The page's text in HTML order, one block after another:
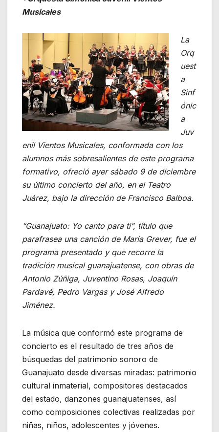
Musicales
La
Orq
uest
a
Sinf
ónic
a
Juv
enil Vientos Musicales, conformada con los
alumnos más sobresalientes de este programa
formativo, ofreció ayer sábado 9 de diciembre
su último concierto del año, en el Teatro
Juárez, bajo la dirección de Francisco Balboa.
“Guanajuato: Yo canto para ti”, título que
parafrasea una canción de María Grever, fue el
programa presentado y que recorre la
tradición musical guanajuatense, con obras de
Antonio Zúñiga, Juventino Rosas, Joaquín
Pardavé, Pedro Vargas y José Alfredo
Jiménez.
La música que conformó este programa de
concierto es el resultado de tres años de
búsquedas del patrimonio sonoro de
Guanajuato desde diversas miradas: patrimonio
cultural inmaterial, compositores destacados
del estado, danzones guanajuatenses, así
como composiciones colectivas realizadas por
niñas, niños, adolescentes y jóvenes.